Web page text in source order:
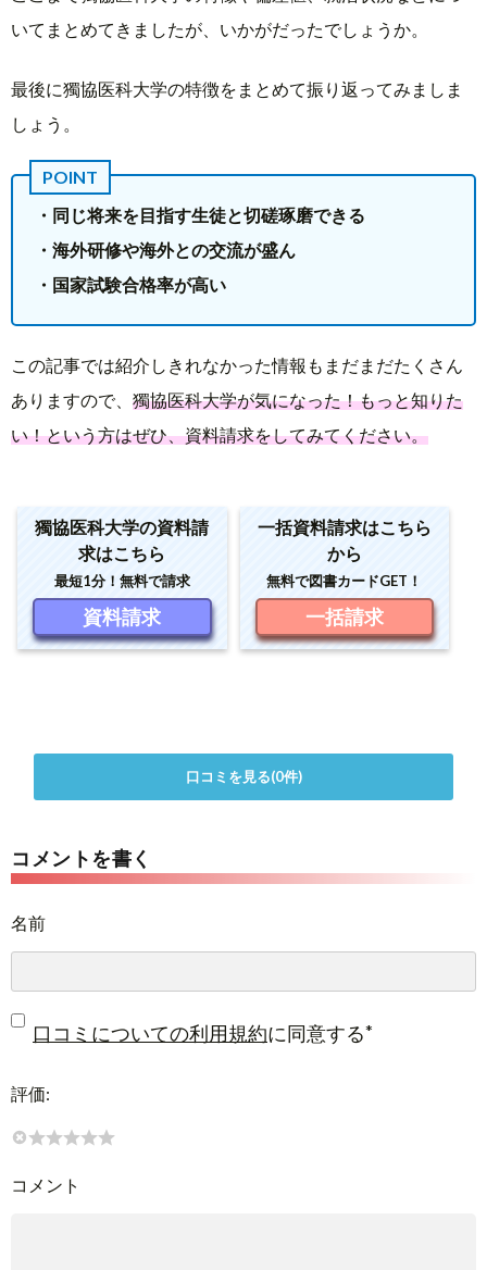
いてまとめてきましたが、いかがだったでしょうか。
最後に獨協医科大学の特徴をまとめて振り返ってみましま
しょう。
・同じ将来を目指す生徒と切磋琢磨できる
・海外研修や海外との交流が盛ん
・国家試験合格率が高い
この記事では紹介しきれなかった情報もまだまだたくさん
ありますので、 獨協医科大学が気になった！もっと知りた
い！という方はぜひ、資料請求をしてみてください。
獨協医科大学の資料請
求はこちら
最短1分！無料で請求
資料請求
一括資料請求はこちら
から
無料で図書カードGET！
一括請求
口コミを見る(0件)
コメントを書く
名前
口コミについての利用規約に同意する*
評価:
コメント